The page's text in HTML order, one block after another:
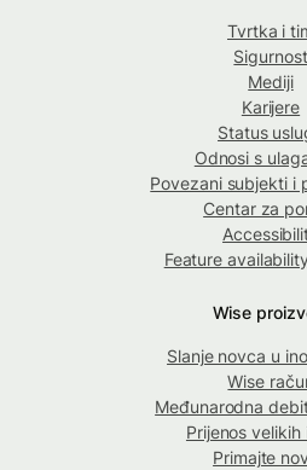
Tvrtka i
Sigurnost
Mediji
Karijere
Status
Odnosi s
Povezani subjekti i
Centar za
Feature
Wise
Slanje novca u
Wise
Međunarodna
Prijenos velikih
Primajte